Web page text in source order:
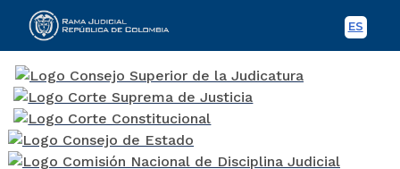
ES